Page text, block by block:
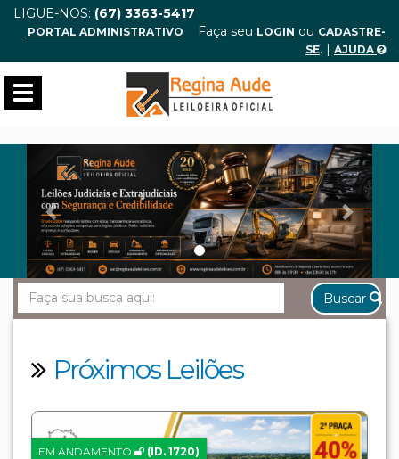
LIGUE-NOS: (67) 3363-5417
PORTAL ADMINISTRATIVO Faça seu LOGIN ou CADASTRE-
SE. | AJUDA
Toggle
navigation
Anterior
Buscar
Próximos Leilões
EM ANDAMENTO (ID. 1720)